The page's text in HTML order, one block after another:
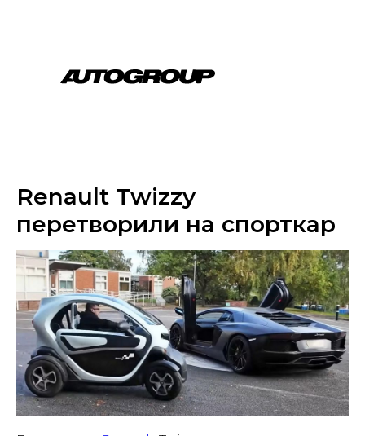
Renault Twizzy
перетворили на спорткар